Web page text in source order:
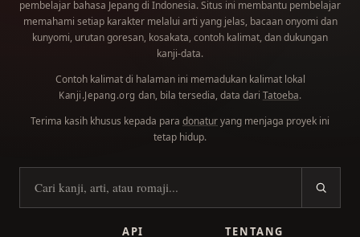
pembelajar bahasa Jepang di Indonesia. Situs ini membantu pembelajar
memahami setiap karakter melalui arti yang jelas, bacaan onyomi dan
kunyomi, urutan goresan, kosakata, contoh kalimat, dan dukungan
kanji-data.
Contoh kalimat di halaman ini memadukan kalimat lokal
Kanji.Jepang.org dan, bila tersedia, data dari Tatoeba.
Terima kasih khusus kepada para donaturyang menjaga proyek ini
tetap hidup.
Cari kanji
API TENTANG